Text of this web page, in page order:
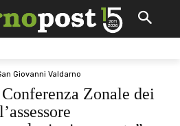
Giovanni Valdarno
Zonale dei